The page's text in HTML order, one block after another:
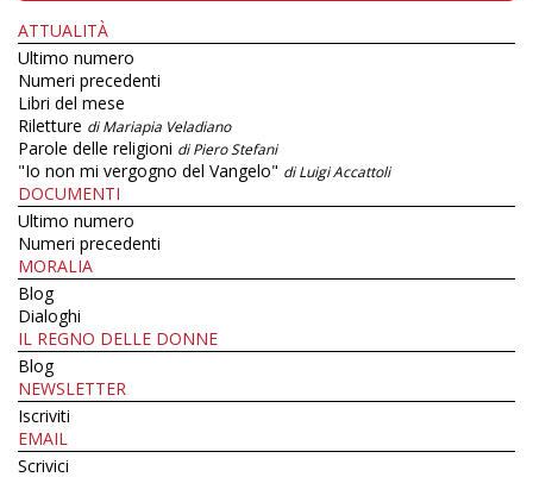
ATTUALITÀ
Ultimo numero
Numeri precedenti
Libri del mese
Riletture di Mariapia Veladiano
Parole delle religioni di Piero Stefani
"Io non mi vergogno del Vangelo" di Luigi Accattoli
DOCUMENTI
Ultimo numero
Numeri precedenti
MORALIA
Blog
Dialoghi
IL REGNO DELLE DONNE
Blog
NEWSLETTER
Iscriviti
EMAIL
Scrivici